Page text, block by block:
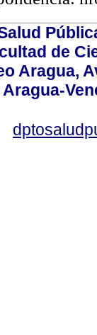
de
Aragua,